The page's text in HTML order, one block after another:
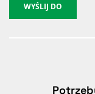
WYŚLIJ DO